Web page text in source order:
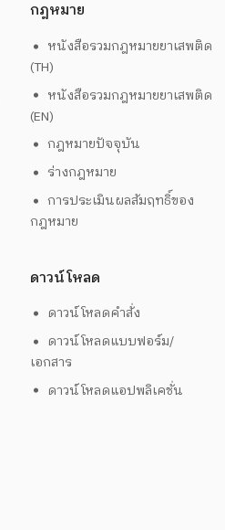
กฎหมาย
หนังสือรวมกฎหมายยาเสพติด
(TH)
หนังสือรวมกฎหมายยาเสพติด
(EN)
กฎหมายปัจจุบัน
ร่างกฎหมาย
การประเมินผลสัมฤทธิ์ของ
กฎหมาย
ดาวน์โหลด
ดาวน์โหลดคำสั่ง
ดาวน์โหลดแบบฟอร์ม/
เอกสาร
ดาวน์โหลดแอปพลิเคชั่น